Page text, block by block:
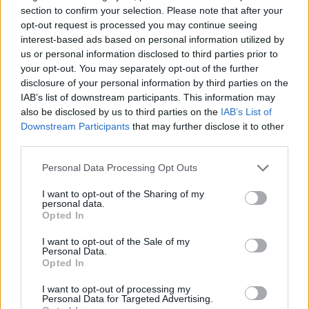
section to confirm your selection. Please note that after your
opt-out request is processed you may continue seeing
interest-based ads based on personal information utilized by
us or personal information disclosed to third parties prior to
your opt-out. You may separately opt-out of the further
disclosure of your personal information by third parties on the
IAB’s list of downstream participants. This information may
also be disclosed by us to third parties on the IAB’s List of
Downstream Participants that may further disclose it to other
Personal Data Processing Opt Outs
I want to opt-out of the Sharing of my
personal data.
Opted In
I want to opt-out of the Sale of my
Personal Data.
Opted In
I want to opt-out of processing my
Personal Data for Targeted Advertising.
(moze niewielu,ale sa),ktorzy bez najmniejsze...
gość
Forum:Zdrowie kobiety
Dysplazja szyjki macicy
poradni w celu dalszych działań
gość
Witam, odkąd pamiętam podczas stosunków nie